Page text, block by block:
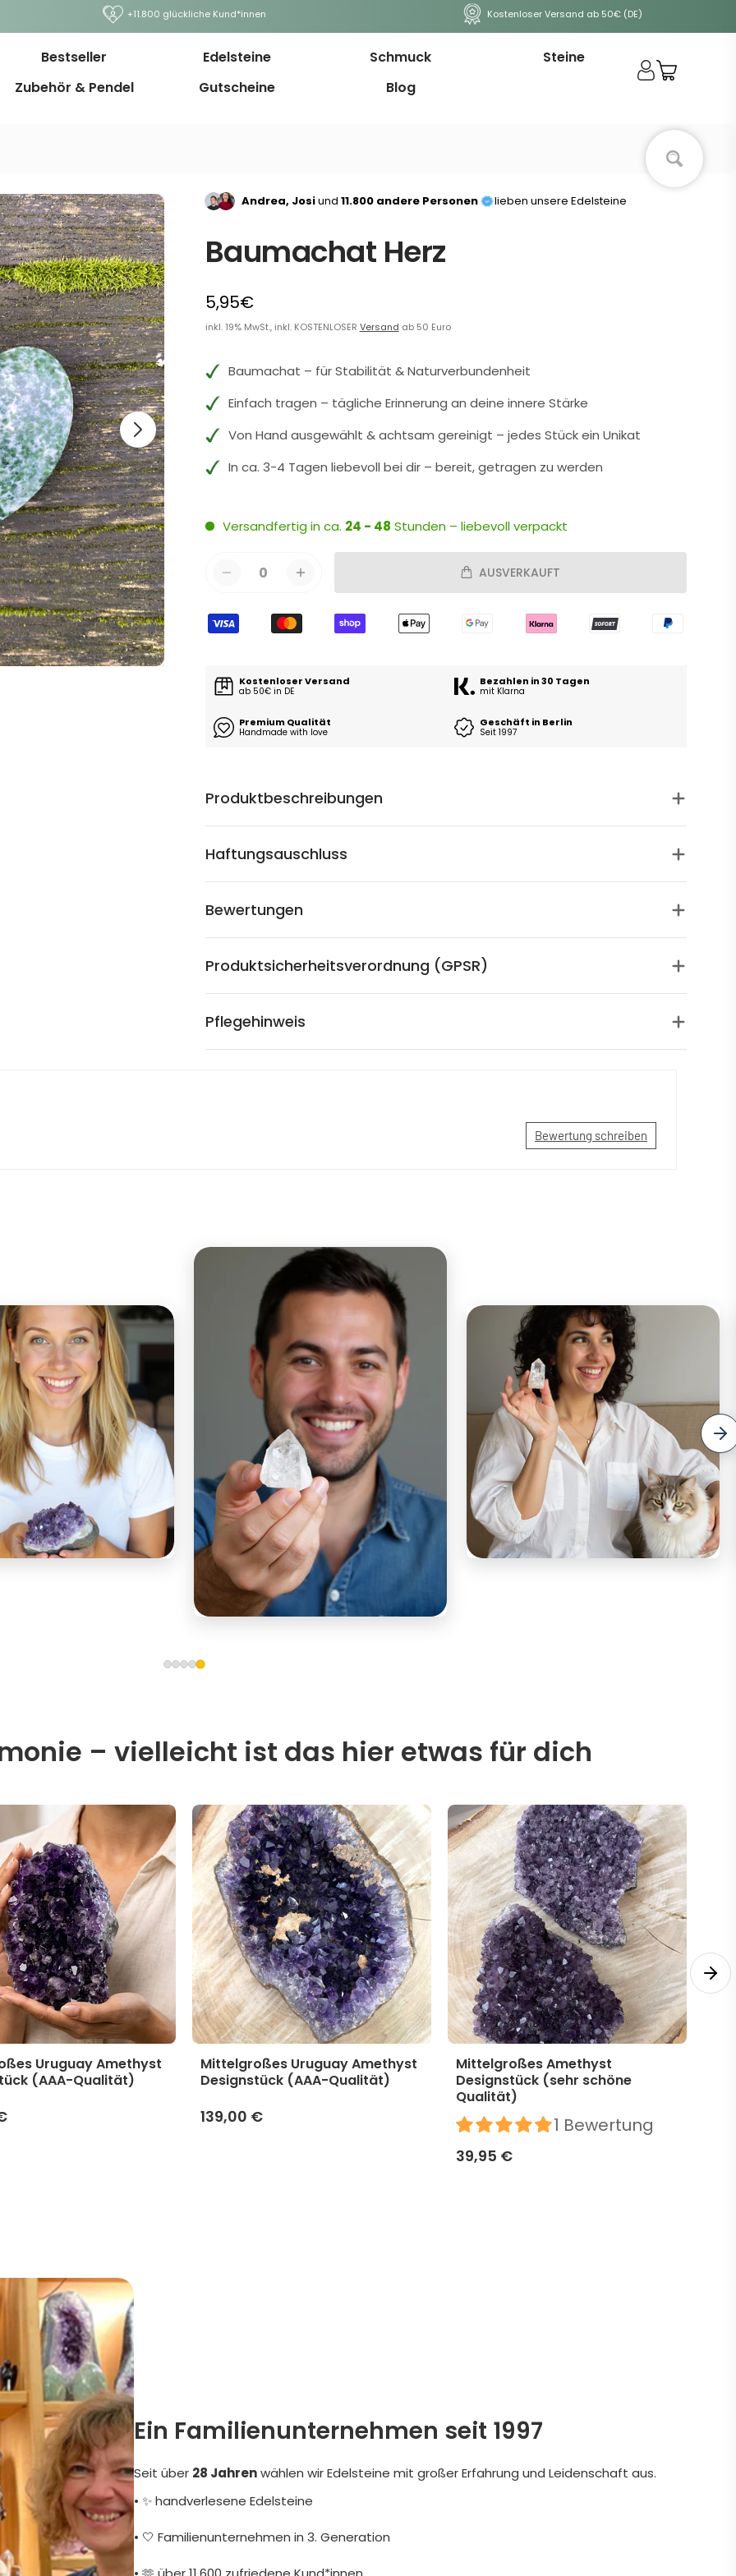
+11.800 glückliche Kund*innen Kostenloser Versand ab 50€ (DE)
Bestseller Edelsteine Schmuck
Steine
Zubehör & Pendel Gutscheine Blog
Andrea, Josiund 11.800 andere Personen lieben unsere Edelsteine
Baumachat Herz
5,95€
inkl. 19% MwSt., inkl. KOSTENLOSER Versand ab 50 Euro
Baumachat – für Stabilität & Naturverbundenheit
Einfach tragen – tägliche Erinnerung an deine innere Stärke
Von Hand ausgewählt & achtsam gereinigt – jedes Stück ein Unikat
In ca. 3-4 Tagen liebevoll bei dir – bereit, getragen zu werden
Versandfertig in ca. 24 - 48 Stunden – liebevoll verpackt
0 AUSVERKAUFT
Kostenloser Versand
ab 50€ in DE
Bezahlen in 30 Tagen
mit Klarna
Premium Qualität
Handmade with love
Geschäft in Berlin
Seit 1997
Produktbeschreibungen
Haftungsauschluss
Bewertungen
Produktsicherheitsverordnung (GPSR)
Pflegehinweis
Bewertung schreiben
– vielleicht ist das hier etwas für dich
Uruguay Amethyst
(AAA-Qualität)
Mittelgroßes Uruguay Amethyst
Designstück (AAA-Qualität)
139,00 €
Mittelgroßes Amethyst
Designstück (sehr schöne
Qualität)
1 Bewertung
39,95 €
Ein Familienunternehmen seit 1997
Seit über 28 Jahrenwählen wir Edelsteine mit großer Erfahrung und Leidenschaft aus.
• ✨ handverlesene Edelsteine
• 🤍 Familienunternehmen in 3. Generation